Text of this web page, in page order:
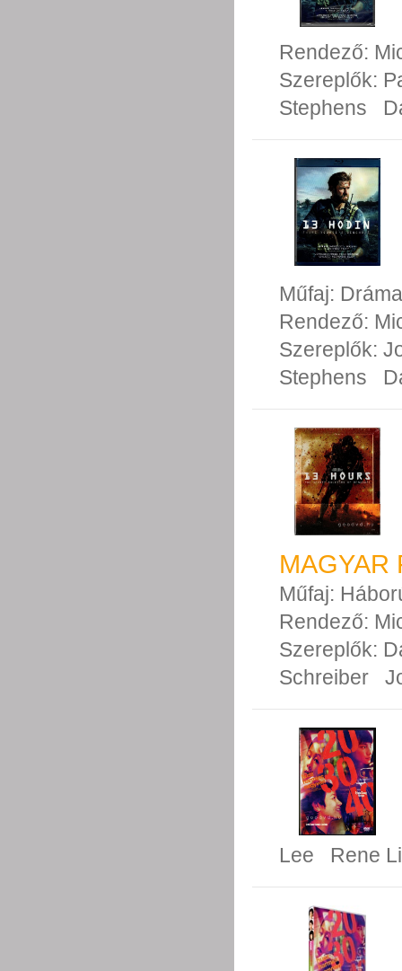
Rendező:
Szereplők:
Stephens
Műfaj: Dráma
Rendező:
Szereplők:
Stephens
MAGYAR
Műfaj:
Rendező:
Szereplők:
Schreiber
Lee Rene